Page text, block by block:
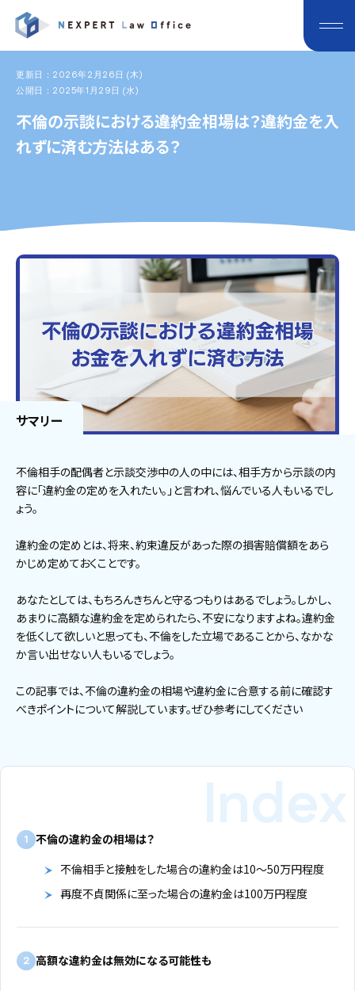
更新日：2026年2月26日 (木)
公開日：2025年1月29日 (水)
不倫の示談における違約金相場は？違約金を入
れずに済む方法はある？
サマリー
不倫相手の配偶者と示談交渉中の人の中には、相手方から示談の内
容に「違約金の定めを入れたい。」と言われ、悩んでいる人もいるでし
ょう。
違約金の定めとは、将来、約束違反があった際の損害賠償額をあら
かじめ定めておくことです。
あなたとしては、もちろんきちんと守るつもりはあるでしょう。しかし、
あまりに高額な違約金を定められたら、不安になりますよね。違約金
を低くして欲しいと思っても、不倫をした立場であることから、なかな
か言い出せない人もいるでしょう。
この記事では、不倫の違約金の相場や違約金に合意する前に確認す
べきポイントについて解説しています。ぜひ参考にしてください
1 不倫の違約金の相場は？
不倫相手と接触をした場合の違約金は10～50万円程度
再度不貞関係に至った場合の違約金は100万円程度
2 高額な違約金は無効になる可能性も